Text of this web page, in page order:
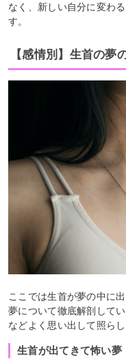
なく、新しい自分に変わ
す。
【感情別】生首の夢
ここでは生首が夢の中に
夢について徹底解剖して
などよく思い出して照ら
生首が出てきて怖い夢